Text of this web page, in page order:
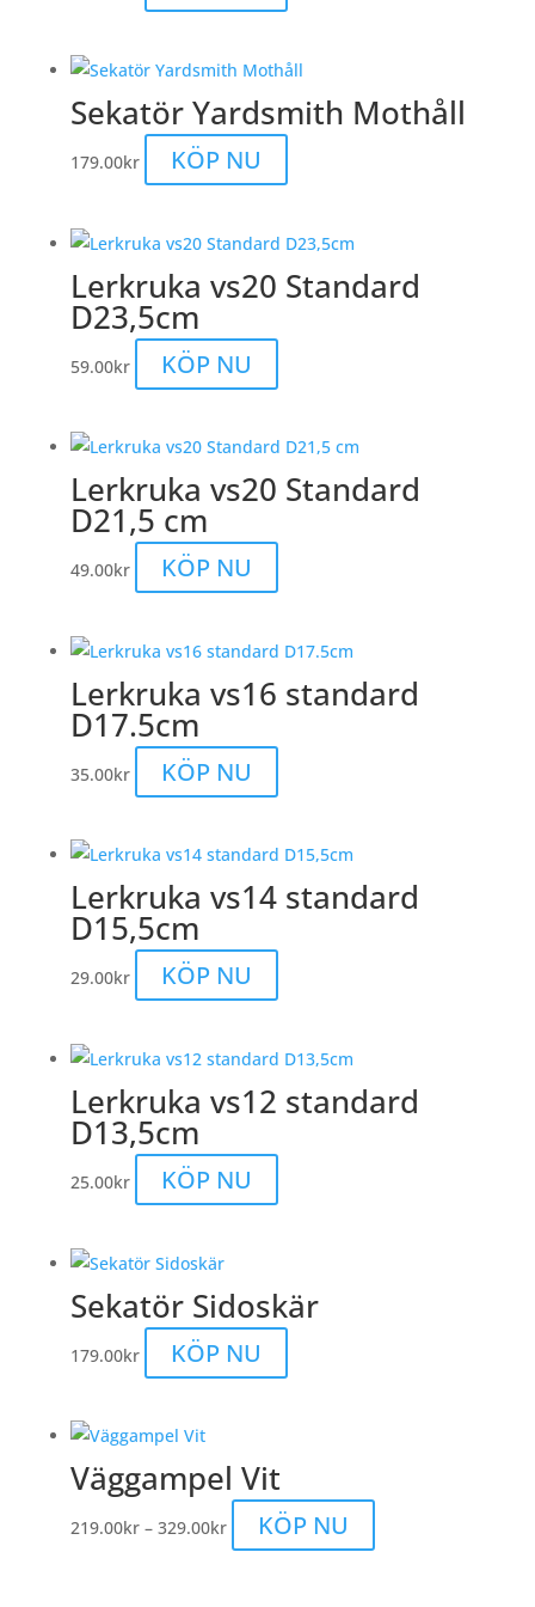
Sekatör Yardsmith Mothåll
179.00kr KÖP NU
Lerkruka vs20 Standard
D23,5cm
59.00kr KÖP NU
Lerkruka vs20 Standard
D21,5 cm
49.00kr KÖP NU
Lerkruka vs16 standard
D17.5cm
35.00kr KÖP NU
Lerkruka vs14 standard
D15,5cm
29.00kr KÖP NU
Lerkruka vs12 standard
D13,5cm
25.00kr KÖP NU
Sekatör Sidoskär
179.00kr KÖP NU
Väggampel Vit
219.00kr – 329.00krPrisintervall:
219.00kr
KÖP NU
här